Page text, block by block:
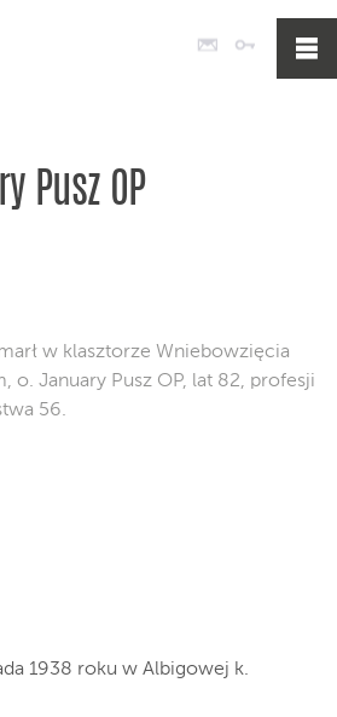
Poczta
Pusz OP
w klasztorze Wniebowzięcia
o. January Pusz OP, lat 82, profesji
56.
1938 roku w Albigowej k.